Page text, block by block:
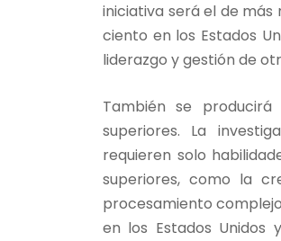
iniciativa será el de
ciento en los Estados
liderazgo y gestión de
También se
superiores. La
requieren solo
superiores, como la
procesamiento
en los Estados Unidos